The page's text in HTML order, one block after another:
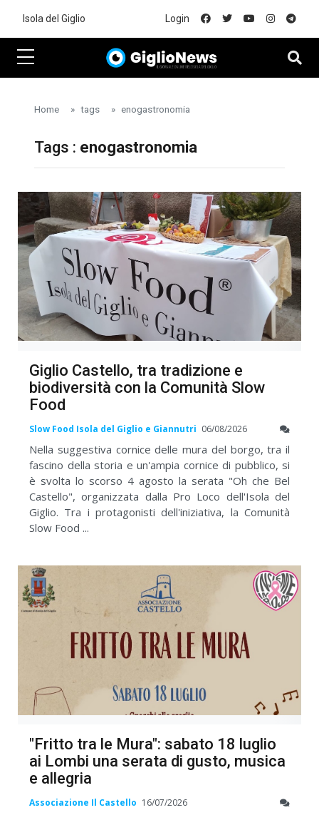
Isola del Giglio Login
Home tags enogastronomia
Tags : enogastronomia
Giglio Castello, tra tradizione e
biodiversità con la Comunità Slow
Food
Slow Food Isola del Giglio e Giannutri 06/08/2026
Nella suggestiva cornice delle mura del borgo, tra il
fascino della storia e un'ampia cornice di pubblico, si
è svolta lo scorso 4 agosto la serata "Oh che Bel
Castello", organizzata dalla Pro Loco dell'Isola del
Giglio. Tra i protagonisti dell'iniziativa, la Comunità
Slow Food ...
"Fritto tra le Mura": sabato 18 luglio
ai Lombi una serata di gusto, musica
e allegria
Associazione Il Castello 16/07/2026